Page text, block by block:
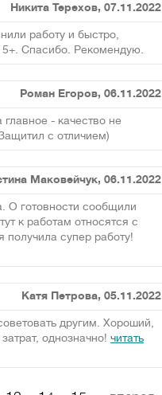
Никита Терехов, 07.11.2022
работу и быстро,
5+. Спасибо. Рекомендую.
Роман Егоров, 06.11.2022
- качество не
с отличием)
Маковейчук, 06.11.2022
О готовности сообщили
к работам относятся с
получила супер работу!
Катя Петрова, 05.11.2022
другим. Хороший,
однозначно! читать